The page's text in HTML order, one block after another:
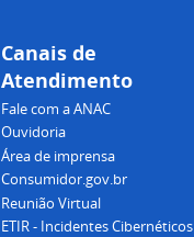
Canais de
Atendimento
Fale com a ANAC
Ouvidoria
Área de imprensa
Consumidor.gov.br
Reunião Virtual
ETIR - Incidentes Cibernéticos